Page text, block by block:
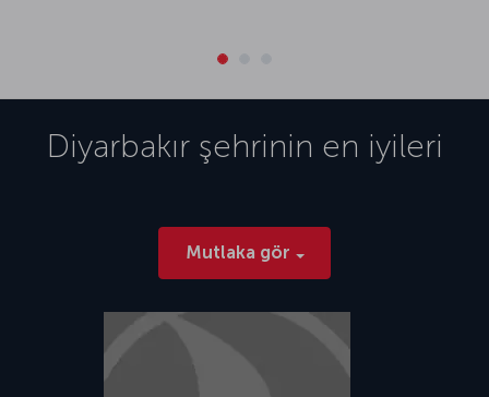
Diyarbakır uçuşunun tam zamanı.
bir havalimanı olarak varlığını sürdürüyor. Şehir merkezine yaklaşık 10
km uzaklıkta olan havalimanı, Diyarbakır’ın Bağlar ilçesinde yer alıyor.
otopark, restoran ve dinlenme alanları gibi pek çok alan bulunuyor.
Diyarbakırşehrinin en iyileri
Mutlaka gör